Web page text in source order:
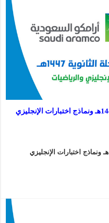
برنامج التدرج للمرحلة الثانوية 1447هـ ونماذج اختبارات الإنجليزي
برنامج التدرج للمرحلة الثانوية 1447هـ ونماذج اختبارات الإنجليزي